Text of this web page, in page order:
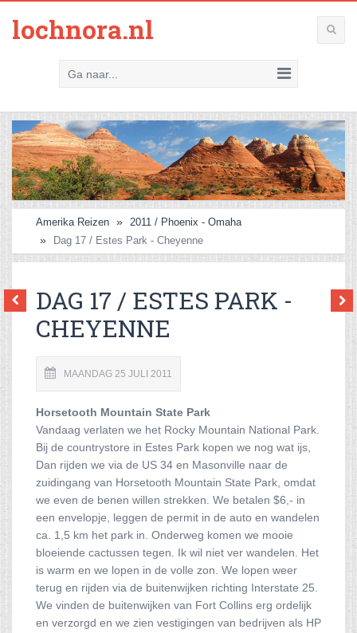
lochnora.nl
Ga naar...
Amerika Reizen
2011 / Phoenix - Omaha
Dag 17 / Estes Park - Cheyenne
DAG 17 / ESTES PARK -
CHEYENNE
MAANDAG 25 JULI 2011
Horsetooth Mountain State Park
Vandaag verlaten we het Rocky Mountain National Park.
Bij de countrystore in Estes Park kopen we nog wat ijs,
Dan rijden we via de US 34 en Masonville naar de
zuidingang van Horsetooth Mountain State Park, omdat
we even de benen willen strekken. We betalen $6,- in
een envelopje, leggen de permit in de auto en wandelen
ca. 1,5 km het park in. Onderweg komen we mooie
bloeiende cactussen tegen. Ik wil niet ver wandelen. Het
is warm en we lopen in de volle zon. We lopen weer
terug en rijden via de buitenwijken richting Interstate 25.
We vinden de buitenwijken van Fort Collins erg ordelijk
en verzorgd en we zien vestigingen van bedrijven als HP